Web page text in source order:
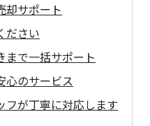
却サポート
ださい
まで一括サポート
心のサービス
フが丁寧に対応します